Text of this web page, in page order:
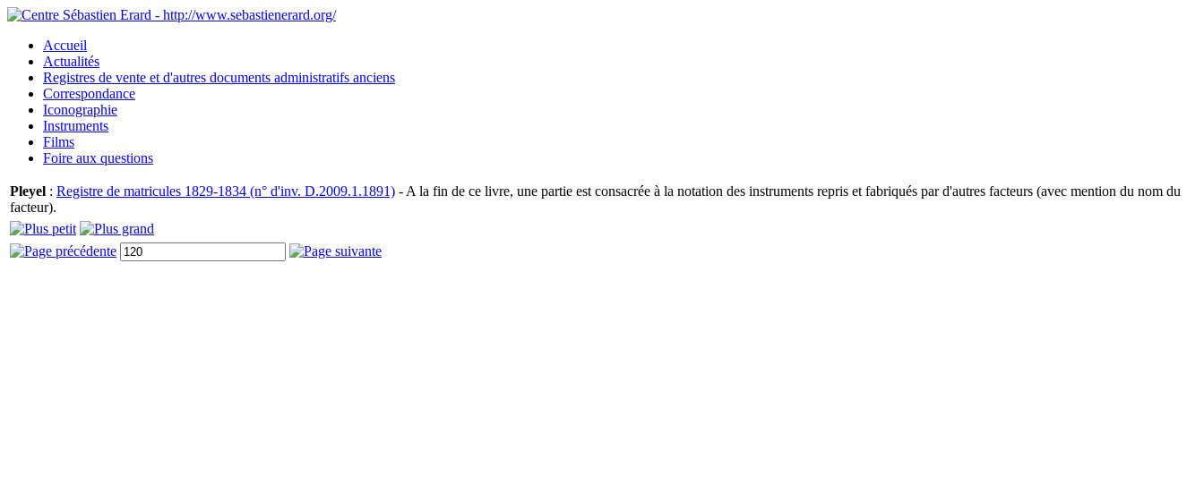
Accueil
Actualités
Registres de vente et d'autres documents administratifs anciens
Correspondance
Iconographie
Instruments
Films
Foire aux questions
Pleyel : Registre de matricules 1829-1834 (n° d'inv. D.2009.1.1891) - A la fin de ce livre, une partie est consacrée à la notation des instruments repris et fabriqués par d'autres facteurs (avec mention du nom du
facteur).